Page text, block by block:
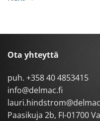
Ota yhteyttä
puh. +358 40 4853415
info@delmac.fi
Paasikuja 2b, FI-01700